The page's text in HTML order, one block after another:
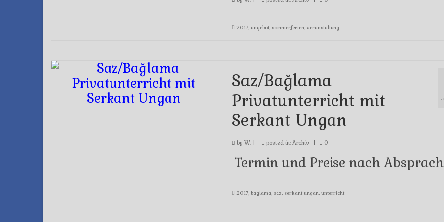
2017, angebot, sommerferien, veranstaltung
Saz/Bağlama
Privatunterricht mit
Serkant Ungan
by W.| posted in: Archiv 0
Termin und Preise nach
2017, baglama, saz, serkant ungan, unterricht